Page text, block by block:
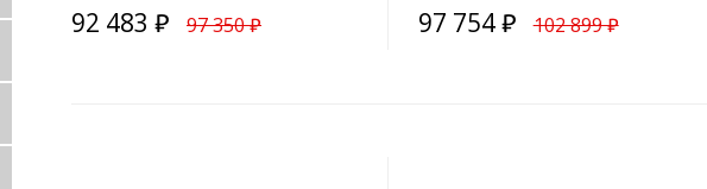
92 483 ₽ 97 350 ₽ 97 754 ₽ 102 899 ₽